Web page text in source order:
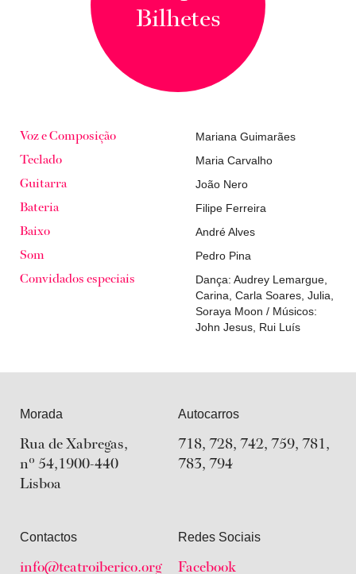
Bilhetes
Voz e Composição Mariana Guimarães
Teclado Maria Carvalho
Guitarra João Nero
Bateria Filipe Ferreira
Baixo André Alves
Som Pedro Pina
Convidados especiais
Dança: Audrey Lemargue,
Carina, Carla Soares, Julia,
Soraya Moon / Músicos:
John Jesus, Rui Luís
Morada
Rua de Xabregas,
nº 54,1900-440
Lisboa
Autocarros
718, 728, 742, 759, 781,
783, 794
Contactos
info@teatroiberico.org
Redes Sociais
Facebook